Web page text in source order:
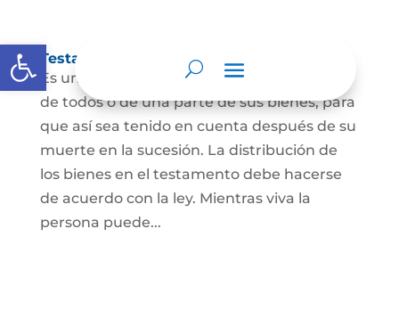
Abrir barra de herramientas
Testamento
Es un acto por el cual una persona dispone
de todos o de una parte de sus bienes, para
que así sea tenido en cuenta después de su
muerte en la sucesión. La distribución de
los bienes en el testamento debe hacerse
de acuerdo con la ley. Mientras viva la
persona puede...